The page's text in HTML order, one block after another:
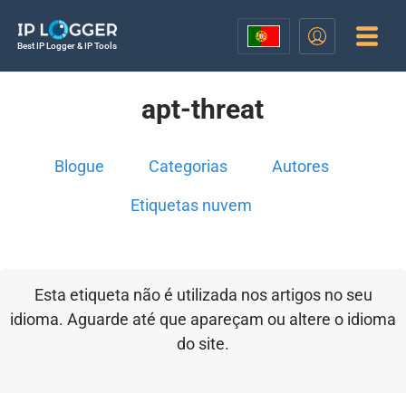
Best IP Logger & IP Tools
apt-threat
Blogue Categorias Autores
Etiquetas nuvem